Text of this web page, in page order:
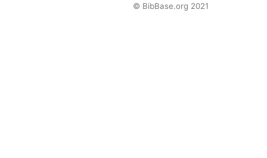
© BibBase.org 2021